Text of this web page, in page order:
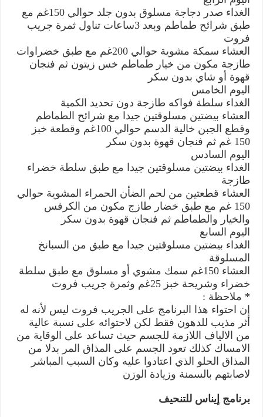
الغداء صدر دجاجة مسلوق بدون جلد حوالي 150غم مع
طبق شرائح طماطم وبعد 3ساعات تناول ثمرة جريب
فروت
العشاء سمكة مشوية حوالي 200غم مع طبق خضراوات
طازجة مكون من خيار طماطم خس زيتون ثم فنجان
قهوة أو شاي بدون سكر
اليوم الخامس
الغداء سلطة فواكه طازجة دون تحديد الكمية
العشاء بيضتين مسلوقتين جيدا مع شرائح الطماطم
وقطع الجبن خالية الدسم حوالي 100غم وقطعة خبز
150 غم ثم فنجان قهوة بدون سكر
اليوم السادس
الغداء بيضتين مسلوقتين جيدا مع طبق سلطة خضراء
طازجة
العشاء قطعتين من لحم الضأن الحمراء المشوية حوالي
150 غم مع طبق خضار طازج مكون من الكرفس
والخيار والطماطم ثم فنجان قهوة بدون سكر
اليوم السابع
الغداء بيضتين مسلوقتين جيدا مع طبق من السبانخ
المسلوقة
العشاء 150غم سمك مشوي أو مسلوق مع طبق سلطة
خضراء وشريحة خبز 25غم وثمرة جريب فروت
* ملاحظة :
إن احتواء هذا البرنامج على الجريب فروت ليس لأنه له
أثر مذيب للدهون فقط لكن لاحتوائه على نسبة عالية
من الالياف اللازمة للجسم حيث تساعد على الوقاية من
الامساك كذلك تعود الجسم على المذاق المر بدلا من
المذاق الحلو الذي اعتادوا عليه وكان السبب المباشر
لاصابتهم بالسمنة وزيادة الوزن
برنامج إيناس للتنحيف